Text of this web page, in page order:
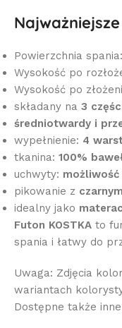
Powierzchnia spania:
Wysokość po
Wysokość po
składany na 3
średniotwardy i
wypełnienie: 4
tkanina: 100%
uchwyty:
pikowanie z
idealny jako
Futon KOSTKA to
spania i łatwy do
Uwaga: Zdjęcia
wariantach
Dostępne także